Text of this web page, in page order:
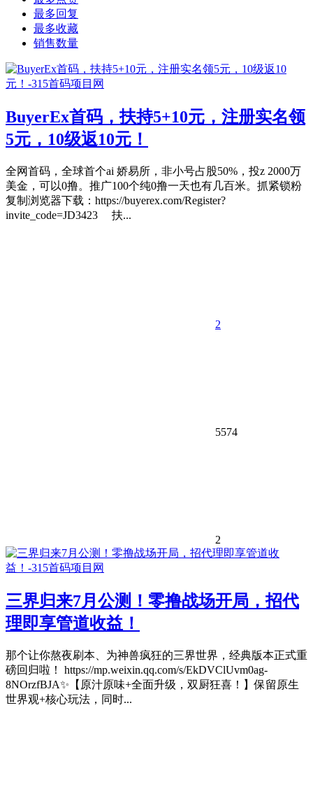
最多回复
最多收藏
销售数量
BuyerEx首码，扶持5+10元，注册实名领
5元，10级返10元！
全网首码，全球首个ai 娇易所，非小号占股50%，投z 2000万
美金，可以0撸。推广100个纯0撸一天也有几百米。抓紧锁粉
复制浏览器下载：https://buyerex.com/Register?
invite_code=JD3423 扶...
2
5574
2
三界归来7月公测！零撸战场开局，招代
理即享管道收益！
那个让你熬夜刷本、为神兽疯狂的三界世界，经典版本正式重
磅回归啦！ https://mp.weixin.qq.com/s/EkDVClUvm0ag-
8NOrzfBJA✨【原汁原味+全面升级，双厨狂喜！】保留原生
世界观+核心玩法，同时...